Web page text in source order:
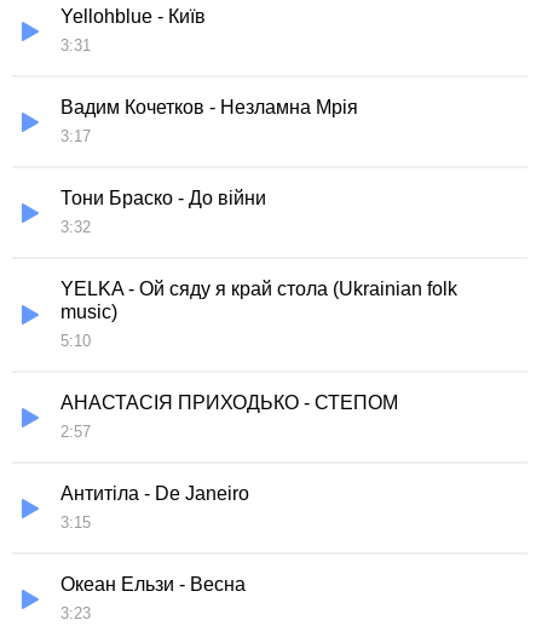
Yellohblue - Київ
3:31
Вадим Кочетков - Незламна Мрія
3:17
Тони Браско - До війни
3:32
YELKA - Ой сяду я край стола (Ukrainian folk
music)
5:10
AНАСТАСІЯ ПРИХОДЬКО - СТЕПОМ
2:57
Антитіла - De Janeiro
3:15
Океан Ельзи - Весна
3:23